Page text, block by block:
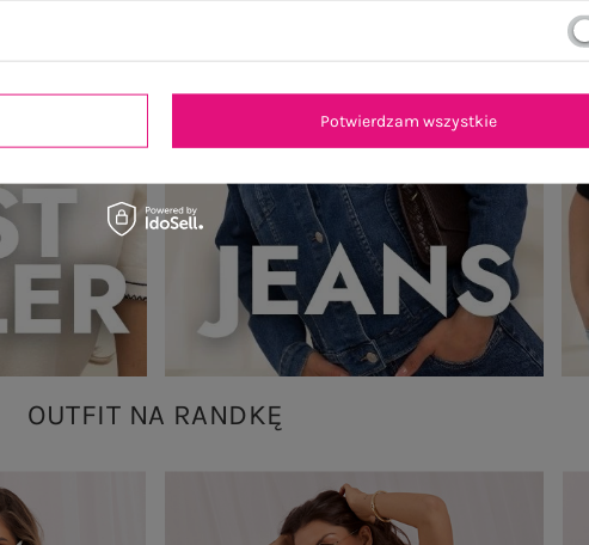
OUTFIT NA RANDKĘ
Potwierdzam wszystkie